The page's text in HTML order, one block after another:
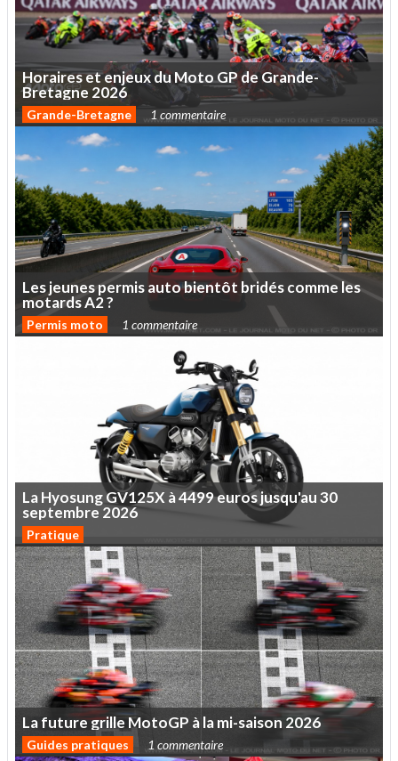
HorairesetenjeuxduMotoGPdeGrande-
Bretagne 2026
Grande-Bretagne 1 commentaire
Lesjeunespermisautobientôt bridéscommeles
motardsA2?
Permis moto 1 commentaire
LaHyosungGV125X à4499eurosjusqu'au30
septembre2026
Pratique
Lafuturegrille MotoGP àlami-saison 2026
Guides pratiques 1 commentaire